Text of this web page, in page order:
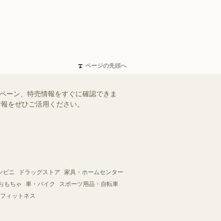
ページの先頭へ
ーン、特売情報をすぐに確認できま
をぜひご活用ください。
ビニ ドラッグストア
家具・ホームセンター
もちゃ
車・バイク
スポーツ用品・自転車
ィットネス